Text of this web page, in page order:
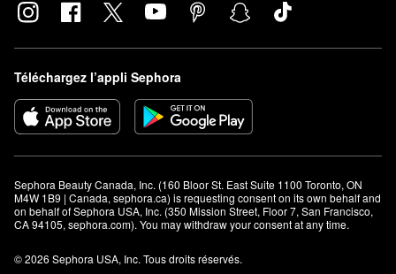
Téléchargez l’appli Sephora
Sephora Beauty Canada, Inc. (160 Bloor St. East Suite 1100 Toronto, ON
M4W 1B9 | Canada, sephora.ca) is requesting consent on its own behalf and
on behalf of Sephora USA, Inc. (350 Mission Street, Floor 7, San Francisco,
CA 94105, sephora.com). You may withdraw your consent at any time.
© 2026 Sephora USA, Inc. Tous droits réservés.